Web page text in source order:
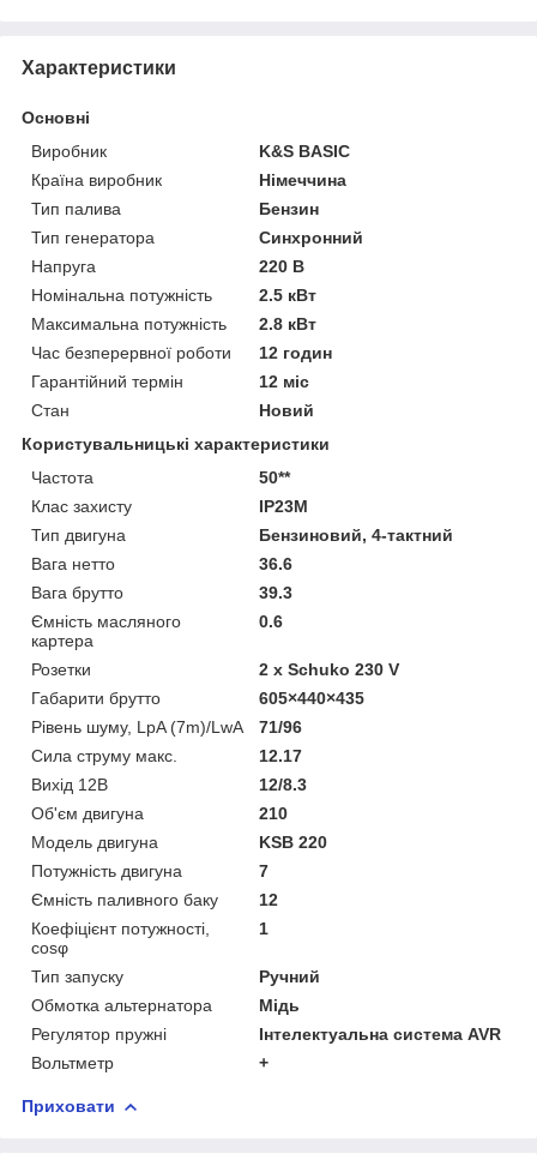
Характеристики
Основні
Виробник
K&S BASIC
Країна виробник
Німеччина
Тип палива
Бензин
Тип генератора
Синхронний
Напруга
220 В
Номінальна потужність
2.5 кВт
Максимальна потужність
2.8 кВт
Час безперервної роботи
12 годин
Гарантійний термін
12 міс
Стан
Новий
Користувальницькі характеристики
Частота
50**
Клас захисту
IP23M
Тип двигуна
Бензиновий, 4-тактний
Вага нетто
36.6
Вага брутто
39.3
Ємність масляного
картера
0.6
Розетки
2 x Schuko 230 V
Габарити брутто
605×440×435
Рівень шуму, LpA (7m)/LwA
71/96
Сила струму макс.
12.17
Вихід 12В
12/8.3
Об'єм двигуна
210
Модель двигуна
KSB 220
Потужність двигуна
7
Ємність паливного баку
12
Коефіцієнт потужності,
cosφ
1
Тип запуску
Ручний
Обмотка альтернатора
Мідь
Регулятор пружні
Інтелектуальна система AVR
Вольтметр
+
Приховати